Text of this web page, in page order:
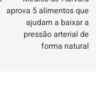
aprova 5 alimentos que
ajudam a baixar a
pressão arterial de
forma natural